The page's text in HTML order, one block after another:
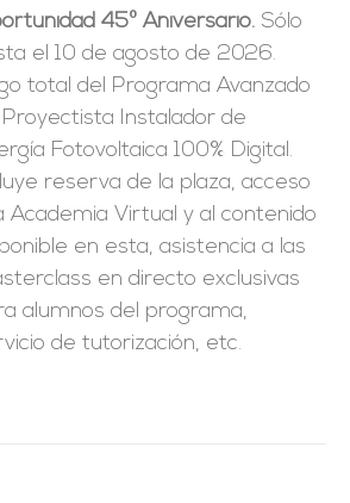
era:
1.250,00€.
es:
625,00€.
45º Aniversario. Sólo
el 10 de agosto de 2026.
total del Programa Avanzado
Instalador de
Fotovoltaica 100% Digital.
reserva de la plaza, acceso
Academia Virtual y al contenido
en esta, asistencia a las
en directo exclusivas
alumnos del programa,
de tutorización, etc.